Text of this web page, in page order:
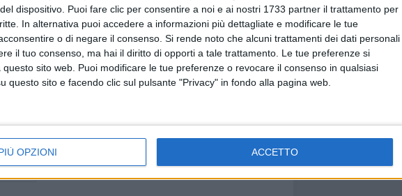
dispositivo. Puoi fare clic per consentire a noi e ai nostri 1733 partner il trattamento per
In alternativa puoi accedere a informazioni più dettagliate e modificare le tue
o di negare il consenso. Si rende noto che alcuni trattamenti dei dati personali
il tuo consenso, ma hai il diritto di opporti a tale trattamento. Le tue preferenze si
sito web. Puoi modificare le tue preferenze o revocare il consenso in qualsiasi
questo sito e facendo clic sul pulsante "Privacy" in fondo alla pagina web.
OPZIONI ACCETTO
ambientale ed esperto di eco-turismo, a Tullia
S-cape Travel/Sloways, che interverrà anche al
dell'Associazione albergatori di Montecatini Terme.
e Michele Cotugno.
della due giorni.